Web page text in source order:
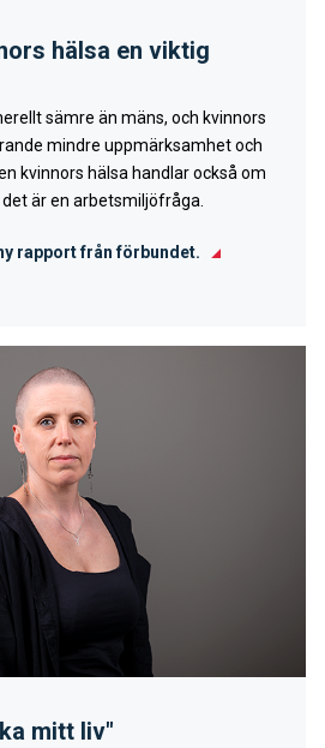
hälsa en viktig
sämre än mäns, och kvinnors
mindre uppmärksamhet och
kvinnors hälsa handlar också om
är en arbetsmiljöfråga.
rapport från förbundet.
mitt liv"